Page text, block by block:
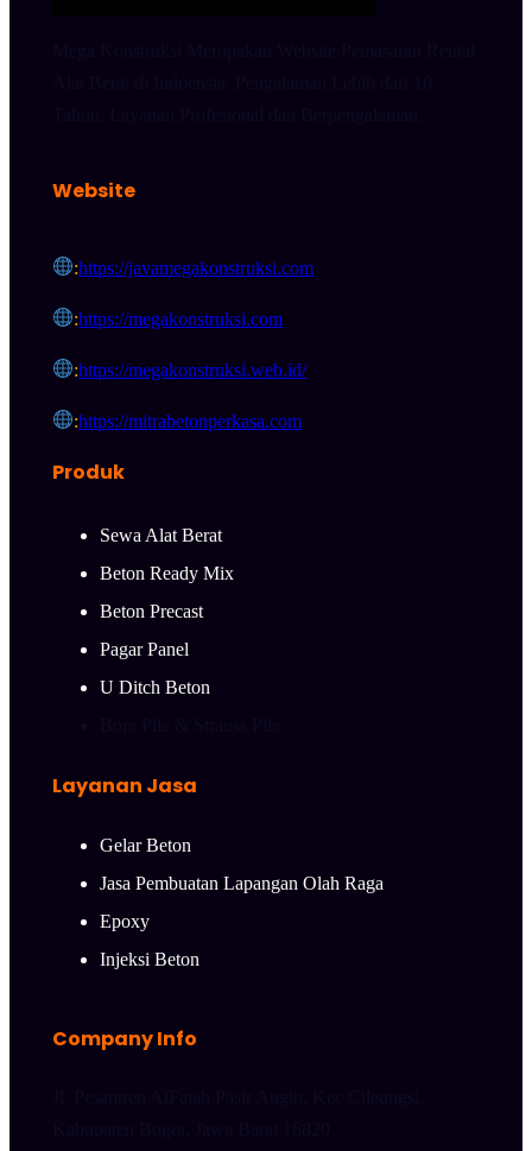
Website
:https://javamegakonstruksi.com
:https://megakonstruksi.com
:https://megakonstruksi.web.id/
:https://mitrabetonperkasa.com
Produk
Sewa Alat Berat
Beton Ready Mix
Beton Precast
Pagar Panel
U Ditch Beton
Layanan Jasa
Gelar Beton
Jasa Pembuatan Lapangan Olah Raga
Epoxy
Injeksi Beton
Company Info